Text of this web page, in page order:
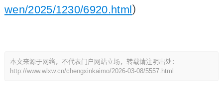
wen/2025/1230/6920.html）
本文来源于网络，不代表门户网站立场，转载请注明出处：
http://www.wlxw.cn/chengxinkaimo/2026-03-08/5557.html